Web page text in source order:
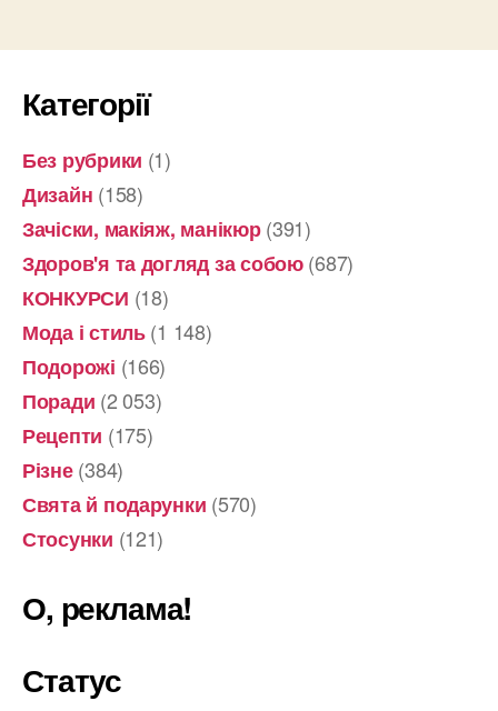
гречневой
Категорії
Без рубрики (1)
Дизайн (158)
Зачіски, макіяж, манікюр(391)
Здоров'я та догляд за собою(687)
КОНКУРСИ (18)
Мода і стиль(1 148)
Подорожі (166)
Поради (2 053)
Рецепти (175)
Різне(384)
Свята й подарунки (570)
Стосунки (121)
О, реклама!
Статус